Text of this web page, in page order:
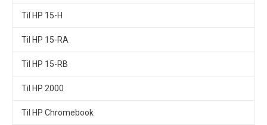
Til HP 15-H
Til HP 15-RA
Til HP 15-RB
Til HP 2000
Til HP Chromebook